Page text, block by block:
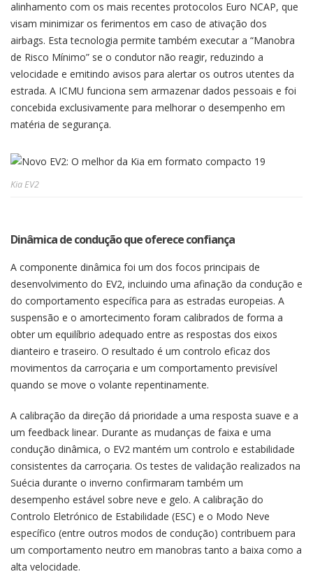
alinhamento com os mais recentes protocolos Euro NCAP, que
visam minimizar os ferimentos em caso de ativação dos
airbags. Esta tecnologia permite também executar a “Manobra
de Risco Mínimo” se o condutor não reagir, reduzindo a
velocidade e emitindo avisos para alertar os outros utentes da
estrada. A ICMU funciona sem armazenar dados pessoais e foi
concebida exclusivamente para melhorar o desempenho em
matéria de segurança.
Kia EV2
Dinâmica de condução que oferece confiança
A componente dinâmica foi um dos focos principais de
desenvolvimento do EV2, incluindo uma afinação da condução e
do comportamento específica para as estradas europeias. A
suspensão e o amortecimento foram calibrados de forma a
obter um equilíbrio adequado entre as respostas dos eixos
dianteiro e traseiro. O resultado é um controlo eficaz dos
movimentos da carroçaria e um comportamento previsível
quando se move o volante repentinamente.
A calibração da direção dá prioridade a uma resposta suave e a
um feedback linear. Durante as mudanças de faixa e uma
condução dinâmica, o EV2 mantém um controlo e estabilidade
consistentes da carroçaria. Os testes de validação realizados na
Suécia durante o inverno confirmaram também um
desempenho estável sobre neve e gelo. A calibração do
Controlo Eletrónico de Estabilidade (ESC) e o Modo Neve
específico (entre outros modos de condução) contribuem para
um comportamento neutro em manobras tanto a baixa como a
alta velocidade.